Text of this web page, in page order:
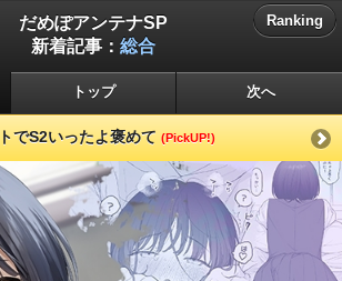
だめぽアンテナSP
新着記事： 総合
Ranking
トップ 次へ
でS2いったよ褒めて (PickUP!)